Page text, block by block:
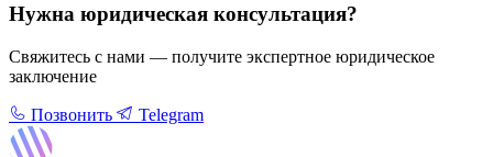
Нужна юридическая консультация?
Свяжитесь с нами — получите экспертное юридическое
заключение
Позвонить Telegram